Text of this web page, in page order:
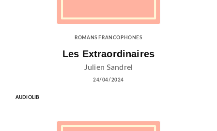
ROMANS FRANCOPHONES
Les Extraordinaires
Julien Sandrel
24/04/2024
AUDIOLIB